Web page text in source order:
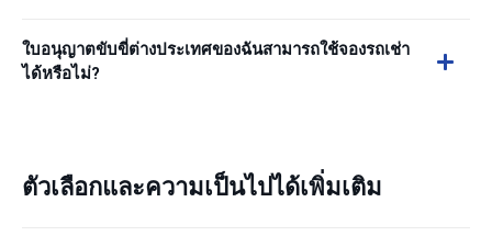
ใบอนุญาตขับขี่ต่างประเทศของฉันสามารถใช้จองรถเช่า
ได้หรือไม่?
ตัวเลือกและความเป็นไปได้เพิ่มเติม